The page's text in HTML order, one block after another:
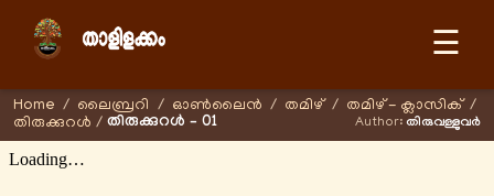
☰
Home / ലൈബ്രറി / ഓണ്‍ലൈന്‍ / തമിഴ് / തമിഴ് - ക്ലാസിക് /
തിരുക്കുറൾ / തിരുക്കുറൾ – 01 Author: തിരുവള്ളുവർ